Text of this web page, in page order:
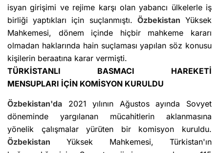
isyan girişimi ve rejime karşı olan yabancı ülkelerle iş
birliği yaptıkları için suçlanmıştı. Özbekistan Yüksek
Mahkemesi, dönem içinde hiçbir mahkeme kararı
olmadan haklarında hain suçlaması yapılan söz konusu
kişilerin beraatına karar vermişti.
TÜRKİSTANLI BASMACI HAREKETİ
MENSUPLARI İÇİN KOMİSYON KURULDU
Özbekistan'da 2021 yılının Ağustos ayında Sovyet
döneminde yargılanan mücahitlerin aklanmasına
yönelik çalışmalar yürüten bir komisyon kuruldu.
Özbekistan Yüksek Mahkemesi, Türkistan'ın